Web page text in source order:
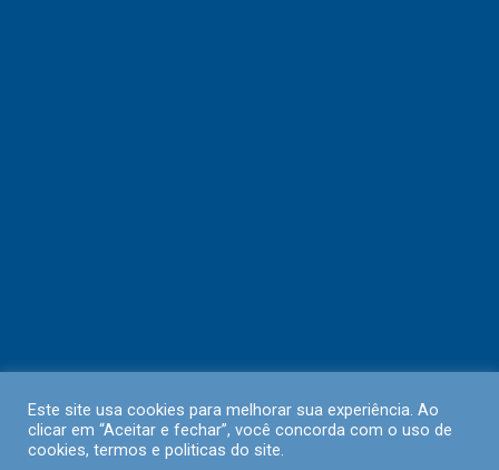
Este site usa cookies para melhorar sua experiência. Ao
clicar em “Aceitar e fechar”, você concorda com o uso de
cookies, termos e politicas do site.